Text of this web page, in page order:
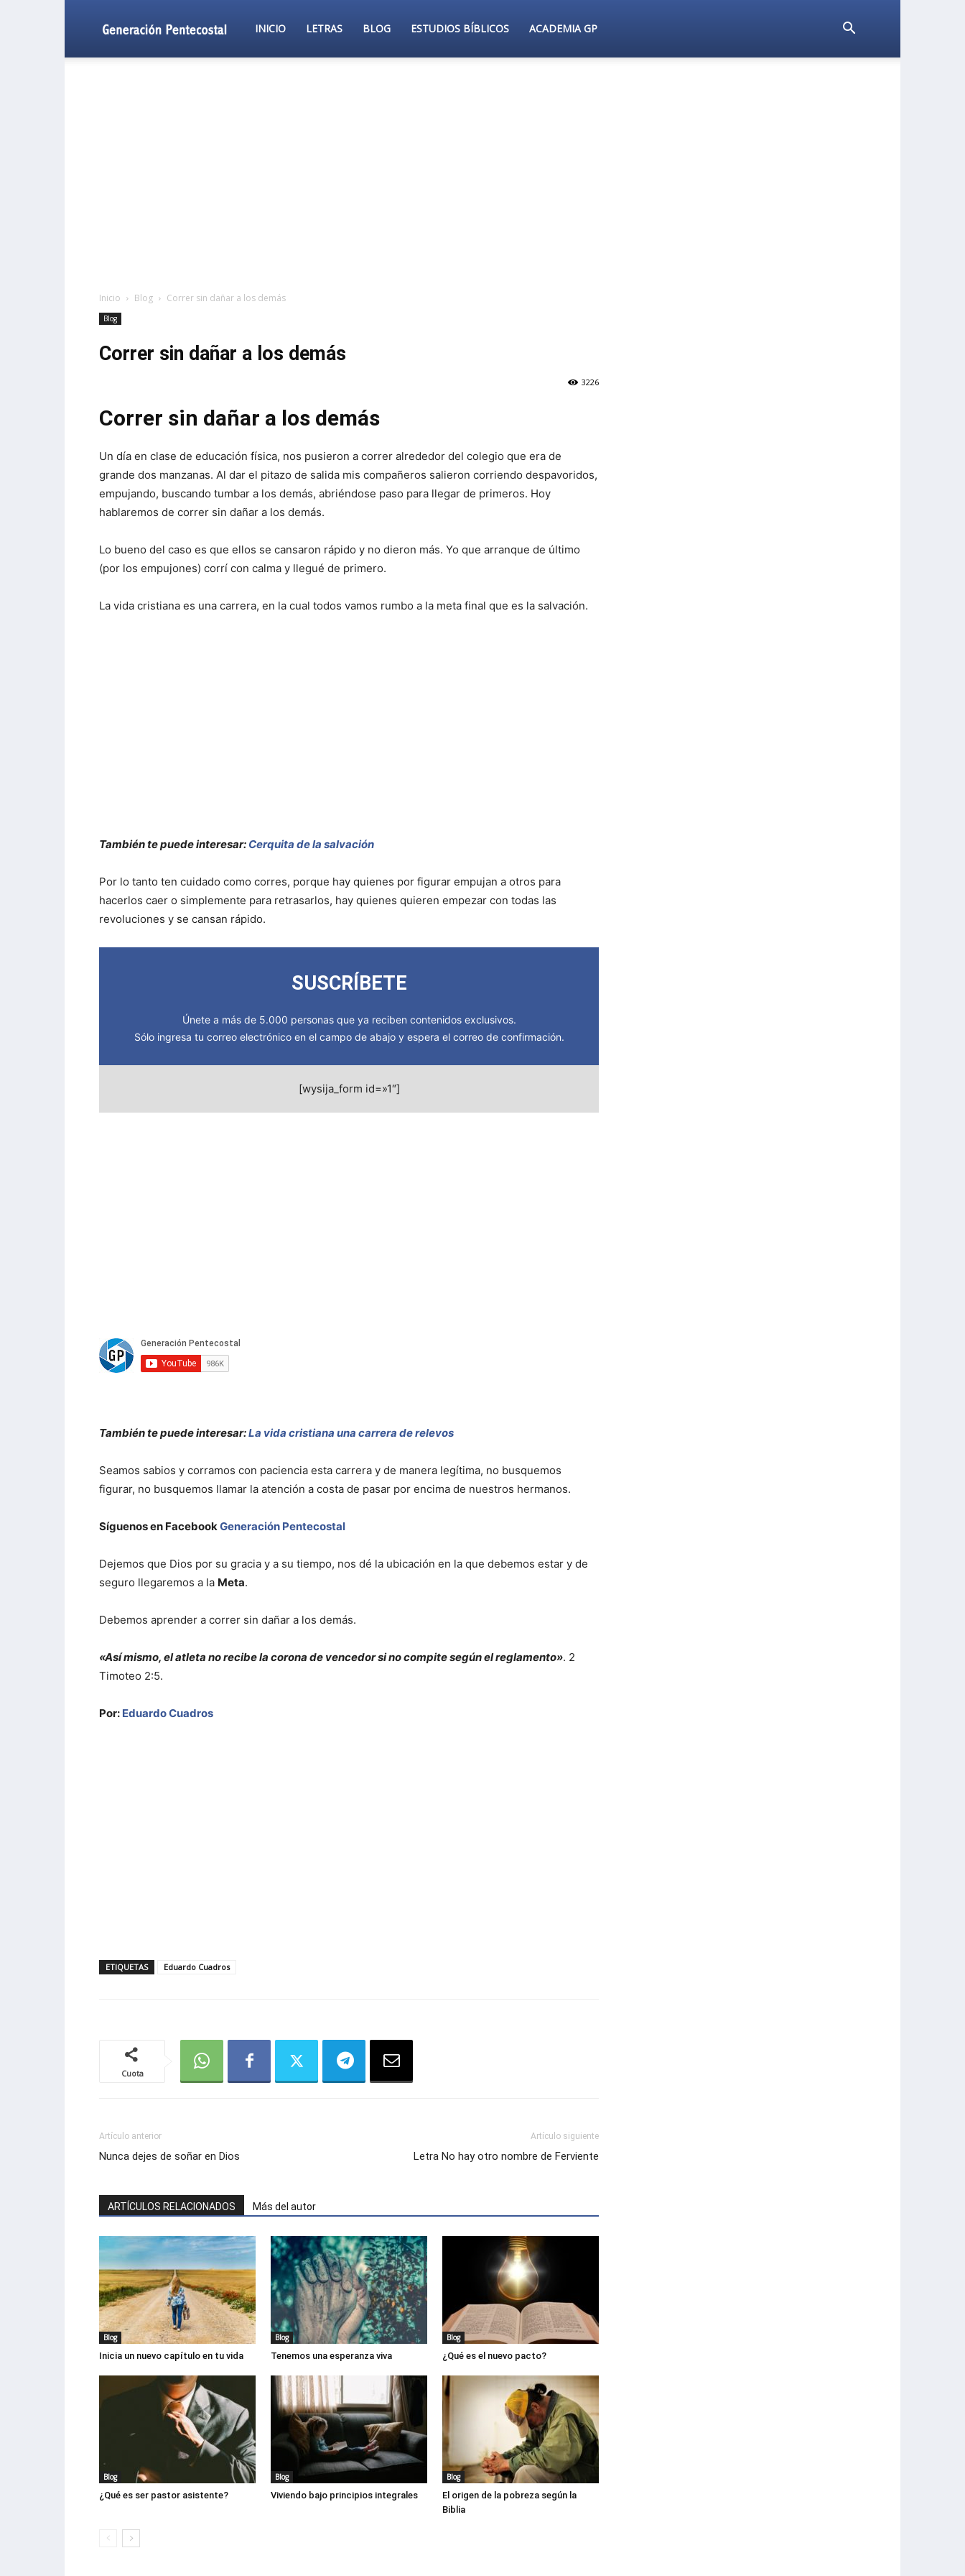
Generación
INICIO LETRAS BLOG ESTUDIOS BÍBLICOS ACADEMIA GP
Inicio Blog Correr sin dañar a los demás
Blog
Correr sin dañar a los demás
3226
Correr sin dañar a los demás
Un día en clase de educación física, nos pusieron a correr alrededor del colegio que era de
grande dos manzanas. Al dar el pitazo de salida mis compañeros salieron corriendo despavoridos,
empujando, buscando tumbar a los demás, abriéndose paso para llegar de primeros. Hoy
hablaremos de correr sin dañar a los demás.
Lo bueno del caso es que ellos se cansaron rápido y no dieron más. Yo que arranque de último
(por los empujones) corrí con calma y llegué de primero.
La vida cristiana es una carrera, en la cual todos vamos rumbo a la meta final que es la salvación.
También te puede interesar: Cerquita de la salvación
Por lo tanto ten cuidado como corres, porque hay quienes por figurar empujan a otros para
hacerlos caer o simplemente para retrasarlos, hay quienes quieren empezar con todas las
revoluciones y se cansan rápido.
SUSCRÍBETE
Únete a más de 5.000 personas que ya reciben contenidos exclusivos.
Sólo ingresa tu correo electrónico en el campo de abajo y espera el correo de confirmación.
[wysija_form id=»1″]
También te puede interesar:La vida cristiana una carrera de relevos
Seamos sabios y corramos con paciencia esta carrera y de manera legítima, no busquemos
figurar, no busquemos llamar la atención a costa de pasar por encima de nuestros hermanos.
Síguenos en FacebookGeneración Pentecostal
Dejemos que Dios por su gracia y a su tiempo, nos dé la ubicación en la que debemos estar y de
seguro llegaremos a la Meta.
Debemos aprender a correr sin dañar a los demás.
«Así mismo, el atleta no recibe la corona de vencedor si no compite según el reglamento». 2
Timoteo 2:5.
Por: Eduardo Cuadros
ETIQUETAS Eduardo Cuadros
Cuota
Artículo anterior
Nunca dejes de soñar en Dios
Artículo siguiente
Letra No hay otro nombre de Ferviente
ARTÍCULOS RELACIONADOS Más del autor
Blog
Inicia un nuevo capítulo en tu vida
Blog
Tenemos una esperanza viva
Blog
¿Qué es el nuevo pacto?
Blog
¿Qué es ser pastor asistente?
Blog
Viviendo bajo principios integrales
Blog
El origen de la pobreza según la
Biblia